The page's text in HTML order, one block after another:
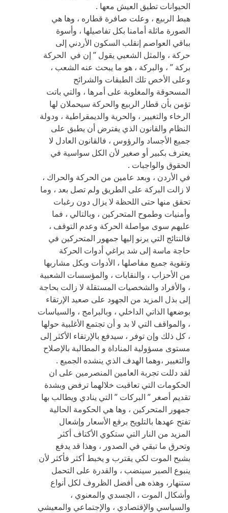
الحيوانات تطيق العيش معها .
هبط الربيع ، وعلت صافرة قطاره ، وها هي
الصورة ماثلة أمامنا بكل تفاصيلها ، وأسوة
بباقي العواصم إنقلب السكون الأردني إلى
حركة ، والمثل الشعبي يقول ” إن في الحركة
بركة ” ، والبركة ، هو ما يبحث عنه الشعب ،
وعلى الأخص تلك الطبقات والشرائح
المسحوقة والمغلوبة على أمرها ، والتي باتت
تؤمن بأن قطار الربيع والحركة سيحملان لها
الرخاء والتغيير ، والحرية والديمقراطية ، ودولة
النظام والقانون الذي يفترض أن يطبق على
جميع الأجساد والرؤوس ، فالقانون العادل لا
يعترف بكبير أو صغير لأن الكل سواسية في
الحقوق والواجبات .
في الأردن ، وبعد عامين من الحركة والحراك ،
لا زالت البركة على الطريق ولم تصل بعد ، وما
تحقق منها حتى اللحظة لا يزال دون رغبات
وأمنيات وطموح المتحركين ، وبالتالي ، فما
عليهم سوى مواصلة الحركة وعدم التوقف ،
فالنتائج التي يرنو إليها جمهور المتحركين في
حاجة ماسة إلى شد براغي أدوات الحركة
وتقوية جميع مفاصلها ، الأدوات وبكل مشاربها
من الأحزاب ، والنقابات ، والمؤسسات الشعبية
، والأفراد والشخصيات المستقلة لا زالت بحاجة
إلى بذل المزيد من الجهود على صعيد الإرتقاء
بوضعها الذاتي الداخلي ، وبالبرامج ، والسياسات
، والمواقف التي لا بد و أن تجتمع الأغلبية حولها
، كل ذلك وإن توفر ، سيدفع بالإرتقاء الأكثر إلى
مستوى مسؤولية المناداة و المطالبة بالإصلاح
والتغيير ،وهما الهدف الذي ينشده الجميع .
لقد دللت تجربة العامين المنصرمين على ان
الحكومات التي تعاقبت خلالهما ترفض وبشدة
تقديم أصغر ” البركات ” التي ينادي ويطالب بها
جمهور المتحركين ، وها هي الحكومة الحالية
تفتح عهدها بالتلويح برفع الأسعار وإشعال
المزيد من النار التي ستكوي الأكتاف أكثر
وتحرق ما تبقي في الصدور ، وهذا قد يدفع
بشبح الموت لكي يقترب و يخبط أكثر فأكثر لأن
ينبوع الصبر سينضب ، والقدرة على التحمل
ستنهار، وهذه هى أفضل الظروف لكل أنواع
وأشكال الموت ، الجسدي والمعنوي ،
والسياسي والإقتصادي ، والإجتماعي والمعيشي